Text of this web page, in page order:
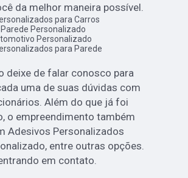
da melhor maneira possível.
para Carros
Personalizado
Personalizado
para Parede
deixe de falar conosco para
uma de suas dúvidas com
Além do que já foi
o empreendimento também
Adesivos Personalizados
entre outras opções.
em contato.